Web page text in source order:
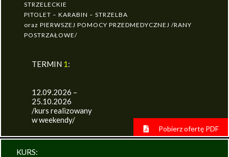
STRZELECKIE
PITOLET – KARABIN – STRZELBA
oraz PIERWSZEJ POMOCY PRZEDMEDYCZNEJ /RANY
POSTRZAŁOWE/
TERMIN 1:
12.09.2026 –
25.10.2026
/kurs realizowany
w weekendy/
Pobierz ofertę PDF
KURS: